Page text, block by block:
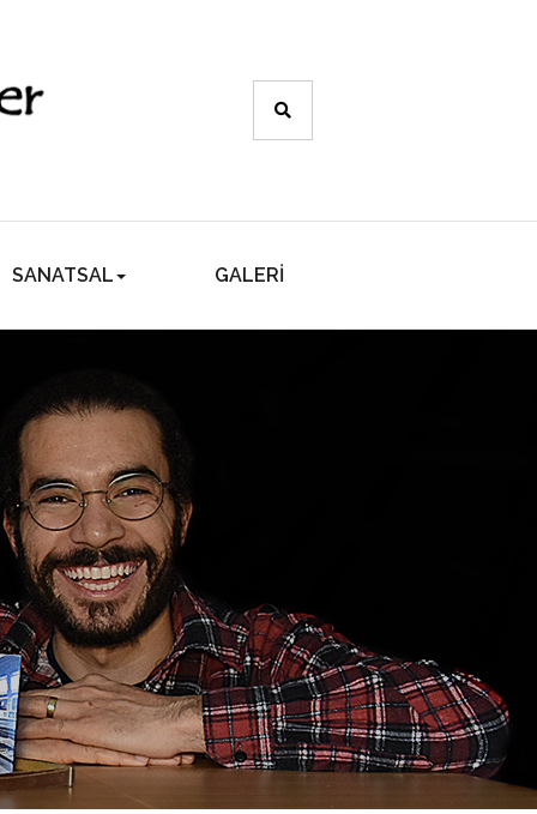
SANATSAL GALERİ